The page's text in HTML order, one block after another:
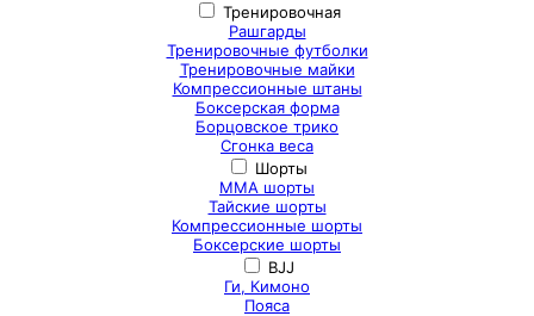
Тренировочная
Рашгарды
Тренировочные футболки
Тренировочные майки
Компрессионные штаны
Боксерская форма
Борцовское трико
Сгонка веса
Шорты
ММА шорты
Тайские шорты
Компрессионные шорты
Боксерские шорты
BJJ
Ги, Кимоно
Пояса